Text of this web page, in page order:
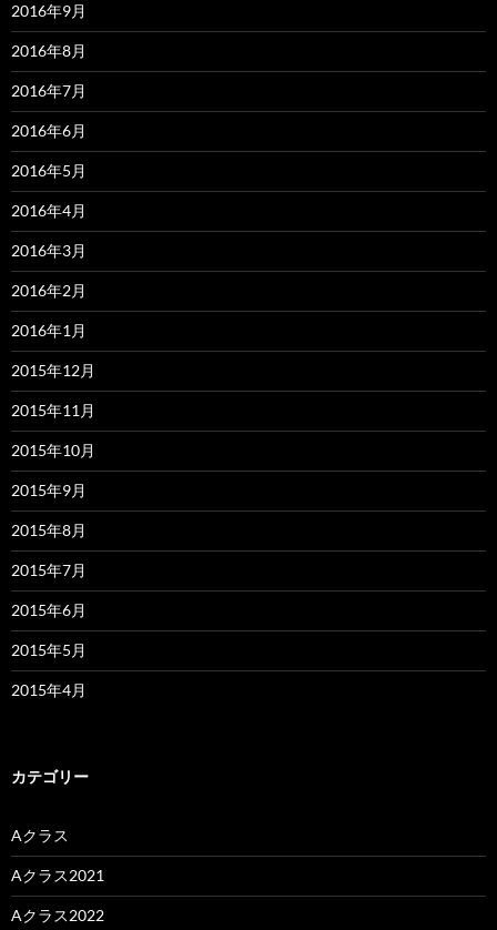
2016年9月
2016年8月
2016年7月
2016年6月
2016年5月
2016年4月
2016年3月
2016年2月
2016年1月
2015年12月
2015年11月
2015年10月
2015年9月
2015年8月
2015年7月
2015年6月
2015年5月
2015年4月
カテゴリー
Aクラス
Aクラス2021
Aクラス2022